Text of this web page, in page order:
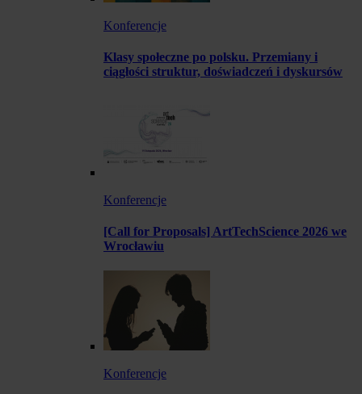
Konferencje
Klasy społeczne po polsku. Przemiany i
ciągłości struktur, doświadczeń i dyskursów
Konferencje
[Call for Proposals] ArtTechScience 2026 we
Wrocławiu
Konferencje